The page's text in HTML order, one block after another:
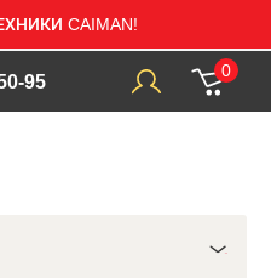
CAIMAN!
95
0